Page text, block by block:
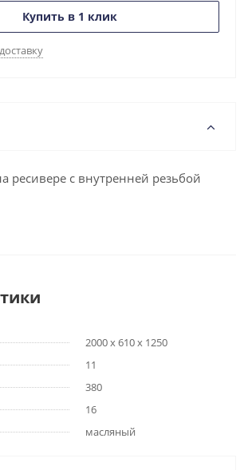
Купить в 1 клик
ресивере с внутренней резьбой
2000 x 610 x 1250
11
380
16
масляный